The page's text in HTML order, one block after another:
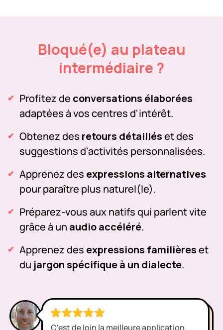
Bloqué(e) au plateau
intermédiaire ?
Profitez de conversations élaborées
adaptées à vos centres d'intérêt.
Obtenez des retours détailléset des
suggestions d'activités personnalisées.
Apprenez des expressions alternatives
pour paraître plus naturel(le).
Préparez-vous aux natifs qui parlent vite
grâce à un audio accéléré.
Apprenez des expressions familièreset
du jargon spécifique à un dialecte.